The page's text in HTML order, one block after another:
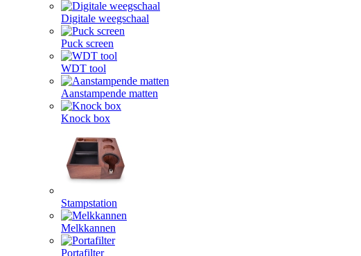
Digitale weegschaal
Puck screen
WDT tool
Aanstampende matten
Knock box
Stampstation
Melkkannen
Portafilter